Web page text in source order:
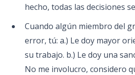
hecho, todas las decisiones
Cuando algún miembro del
error, tú: a.) Le doy mayor
su trabajo. b.) Le doy una
No me involucro, considero